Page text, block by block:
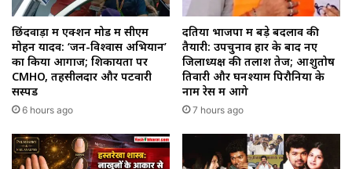
छिंदवाड़ा में एक्शन मोड में सीएम
मोहन यादव: ‘जन-विश्वास अभियान’
का किया आगाज; शिकायतों पर
CMHO, तहसीलदार और पटवारी
सस्पेंड
6 hours ago
दतिया भाजपा में बड़े बदलाव की
तैयारी: उपचुनाव हार के बाद नए
जिलाध्यक्ष की तलाश तेज; आशुतोष
तिवारी और घनश्याम पिरौनिया के
नाम रेस में आगे
7 hours ago